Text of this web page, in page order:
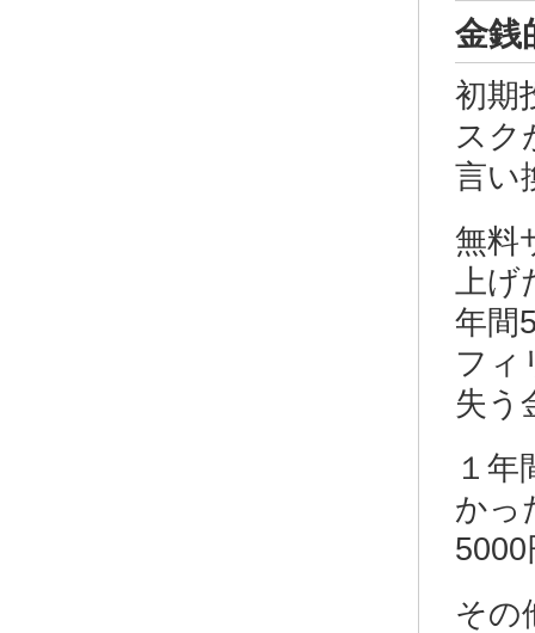
金銭
初期
スク
言い
無料
上げ
年間
フィ
失う
１
かっ
その